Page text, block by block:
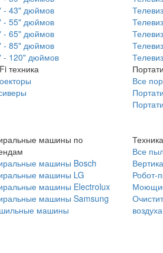
- 43" дюймов
- 55" дюймов
- 65" дюймов
- 85" дюймов
- 120" дюймов
техника
Все
машины по
машины Bosch
машины LG
машины Electrolux
машины Samsung
машины
Все
Робот-
воздуха